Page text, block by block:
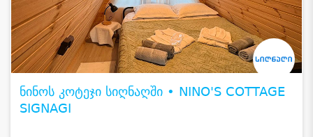
ნინოს კოტეჯი სიღნაღში • NINO'S COTTAGE
SIGNAGI